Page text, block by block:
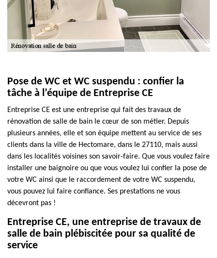
Pose de WC et WC suspendu : confier la
tâche à l’équipe de Entreprise CE
Entreprise CE est une entreprise qui fait des travaux de
rénovation de salle de bain le cœur de son métier. Depuis
plusieurs années, elle et son équipe mettent au service de ses
clients dans la ville de Hectomare, dans le 27110, mais aussi
dans les localités voisines son savoir-faire. Que vous voulez faire
installer une baignoire ou que vous voulez lui confier la pose de
votre WC ainsi que le raccordement de votre WC suspendu,
vous pouvez lui faire confiance. Ses prestations ne vous
décevront pas !
Entreprise CE, une entreprise de travaux de
salle de bain plébiscitée pour sa qualité de
service